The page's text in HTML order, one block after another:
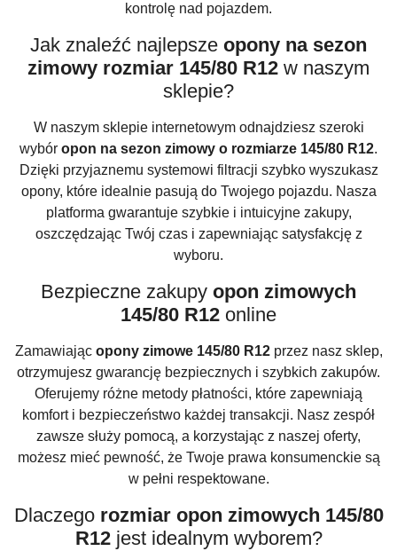
kontrolę nad pojazdem.
Jak znaleźć najlepsze opony na sezon
zimowy rozmiar 145/80 R12 w naszym
sklepie?
W naszym sklepie internetowym odnajdziesz szeroki
wybór opon na sezon zimowy o rozmiarze 145/80 R12.
Dzięki przyjaznemu systemowi filtracji szybko wyszukasz
opony, które idealnie pasują do Twojego pojazdu. Nasza
platforma gwarantuje szybkie i intuicyjne zakupy,
oszczędzając Twój czas i zapewniając satysfakcję z
wyboru.
Bezpieczne zakupy opon zimowych
145/80 R12 online
Zamawiając opony zimowe 145/80 R12przez nasz sklep,
otrzymujesz gwarancję bezpiecznych i szybkich zakupów.
Oferujemy różne metody płatności, które zapewniają
komfort i bezpieczeństwo każdej transakcji. Nasz zespół
zawsze służy pomocą, a korzystając z naszej oferty,
możesz mieć pewność, że Twoje prawa konsumenckie są
w pełni respektowane.
Dlaczego rozmiar opon zimowych 145/80
R12jest idealnym wyborem?